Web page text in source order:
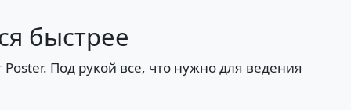
быстрее
Под рукой все, что нужно для ведения